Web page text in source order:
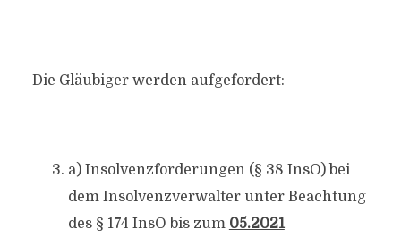
Die Gläubiger werden aufgefordert:
a) Insolvenzforderungen (§ 38 InsO) bei
dem Insolvenzverwalter unter Beachtung
des § 174 InsO bis zum 05.2021